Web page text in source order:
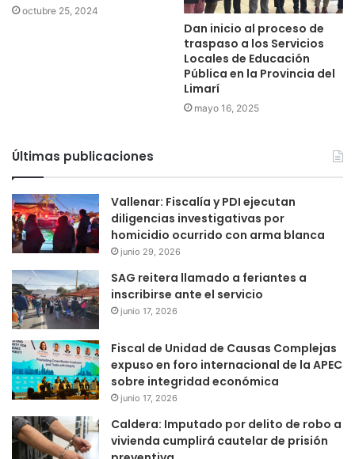
octubre 25, 2024
Dan inicio al proceso de
traspaso a los Servicios
Locales de Educación
Pública en la Provincia del
Limarí
mayo 16, 2025
Últimas publicaciones
Vallenar: Fiscalía y PDI ejecutan
diligencias investigativas por
homicidio ocurrido con arma blanca
junio 29, 2026
SAG reitera llamado a feriantes a
inscribirse ante el servicio
junio 17, 2026
Fiscal de Unidad de Causas Complejas
expuso en foro internacional de la APEC
sobre integridad económica
junio 17, 2026
Caldera: Imputado por delito de robo a
vivienda cumplirá cautelar de prisión